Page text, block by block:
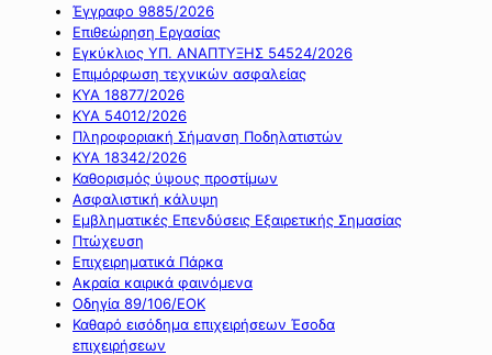
Έγγραφο 9885/2026
Επιθεώρηση Εργασίας
Εγκύκλιος ΥΠ. ΑΝΑΠΤΥΞΗΣ 54524/2026
Επιμόρφωση τεχνικών ασφαλείας
ΚΥΑ 18877/2026
ΚΥΑ 54012/2026
Πληροφοριακή Σήμανση Ποδηλατιστών
ΚΥΑ 18342/2026
Καθορισμός ύψους προστίμων
Ασφαλιστική κάλυψη
Εμβληματικές Επενδύσεις Εξαιρετικής Σημασίας
Πτώχευση
Επιχειρηματικά Πάρκα
Ακραία καιρικά φαινόμενα
Οδηγία 89/106/ΕΟΚ
Καθαρό εισόδημα επιχειρήσεων Έσοδα
επιχειρήσεων